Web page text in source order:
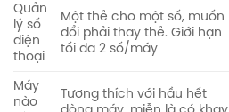
Quản
lý số
điện
thoại
Một thẻ cho một số, muốn
đổi phải thay thẻ. Giới hạn
tối đa 2 số/máy
Máy
nào
Tương thích với hầu hết